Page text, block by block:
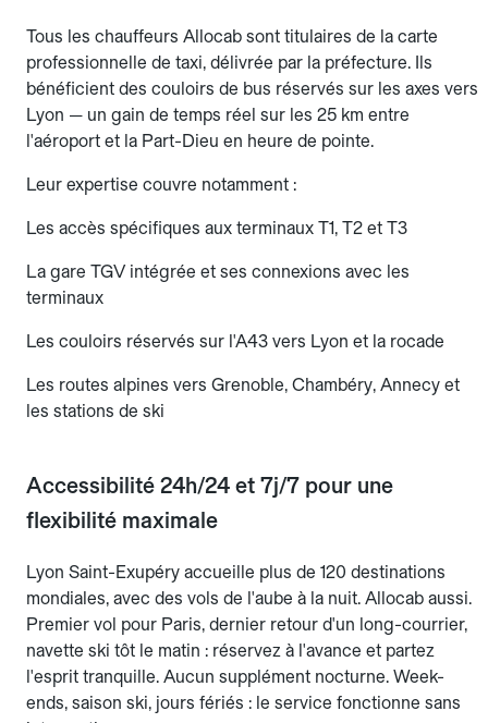
Tous les chauffeurs Allocab sont titulaires de la carte
professionnelle de taxi, délivrée par la préfecture. Ils
bénéficient des couloirs de bus réservés sur les axes vers
Lyon — un gain de temps réel sur les 25 km entre
l'aéroport et la Part-Dieu en heure de pointe.
Leur expertise couvre notamment :
Les accès spécifiques aux terminaux T1, T2 et T3
La gare TGV intégrée et ses connexions avec les
terminaux
Les couloirs réservés sur l'A43 vers Lyon et la rocade
Les routes alpines vers Grenoble, Chambéry, Annecy et
les stations de ski
Accessibilité 24h/24 et 7j/7 pour une
flexibilité maximale
Lyon Saint-Exupéry accueille plus de 120 destinations
mondiales, avec des vols de l'aube à la nuit. Allocab aussi.
Premier vol pour Paris, dernier retour d'un long-courrier,
navette ski tôt le matin : réservez à l'avance et partez
l'esprit tranquille. Aucun supplément nocturne. Week-
ends, saison ski, jours fériés : le service fonctionne sans